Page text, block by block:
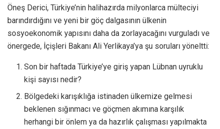
Öneş Derici, Türkiye’nin halihazırda milyonlarca mülteciyi
barındırdığını ve yeni bir göç dalgasının ülkenin
sosyoekonomik yapısını daha da zorlayacağını vurguladı ve
önergede, İçişleri Bakanı Ali Yerlikaya’ya şu soruları yöneltti:
Son bir haftada Türkiye’ye giriş yapan Lübnan uyruklu
kişi sayısı nedir?
Bölgedeki karışıklığa istinaden ülkemize gelmesi
beklenen sığınmacı ve göçmen akımına karşılık
herhangi bir önlem ya da hazırlık çalışması yapılmakta